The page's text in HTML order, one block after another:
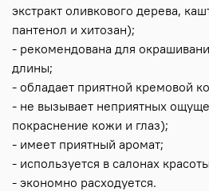
экстракт оливкового дерева,
пантенол и хитозан);
- рекомендована для
длины;
- обладает приятной кремовой
- не вызывает неприятных
покраснение кожи и глаз);
- имеет приятный аромат;
- используется в салонах
- экономно расходуется.